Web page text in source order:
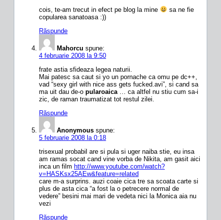
cois, te-am trecut in efect pe blog la mine
sa ne fie
copularea sanatoasa :))
Răspunde
Mahorcu spune:
4 februarie 2008 la 9:50
frate astia sfideaza legea naturii.
Mai patesc sa caut si yo un pornache ca omu pe dc++,
vad “sexy girl with nice ass gets fucked.avi”, si cand sa
ma uit dau de-o pularoaica … ca altfel nu stiu cum sa-i
zic, de raman traumatizat tot restul zilei.
Răspunde
Anonymous spune:
5 februarie 2008 la 0:18
trisexual probabil are si pula si uger naiba stie, eu insa
am ramas socat cand vine vorba de Nikita, am gasit aici
inca un film http://www.youtube.com/watch?
v=HASKsx25AEw&feature=related
care m-a surprins. auzi coaie cica tre sa scoata carte si
plus de asta cica “a fost la o petrecere normal de
vedere” besini mai mari de vedeta nici la Monica aia nu
vezi
Răspunde